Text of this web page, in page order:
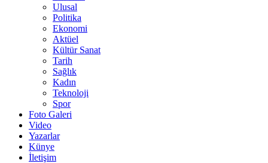
Ulusal
Politika
Ekonomi
Aktüel
Kültür Sanat
Tarih
Sağlık
Kadın
Teknoloji
Spor
Foto Galeri
Video
Yazarlar
Künye
İletişim